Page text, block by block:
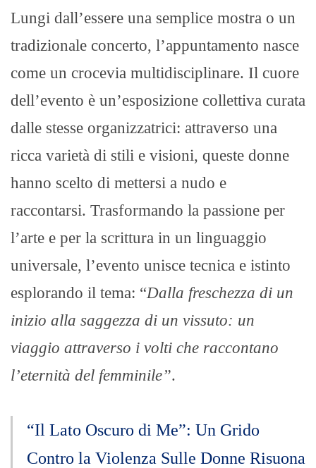
Lungi dall’essere una semplice mostra o un
tradizionale concerto, l’appuntamento nasce
come un crocevia multidisciplinare. Il cuore
dell’evento è un’esposizione collettiva curata
dalle stesse organizzatrici: attraverso una
ricca varietà di stili e visioni, queste donne
hanno scelto di mettersi a nudo e
raccontarsi. Trasformando la passione per
l’arte e per la scrittura in un linguaggio
universale, l’evento unisce tecnica e istinto
esplorando il tema: “Dalla freschezza di un
inizio alla saggezza di un vissuto: un
viaggio attraverso i volti che raccontano
l’eternità del femminile”.
“Il Lato Oscuro di Me”: Un Grido
Contro la Violenza Sulle Donne Risuona